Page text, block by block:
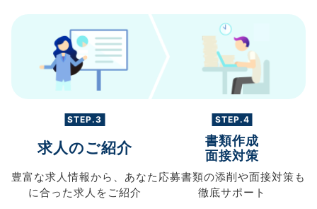
STEP.3
求人のご紹介
豊富な求人情報から、 あなた
に合った求人を ご紹介
STEP.4
書類作成
面接対策
応募書類の添削や面接対策も
徹底サポート